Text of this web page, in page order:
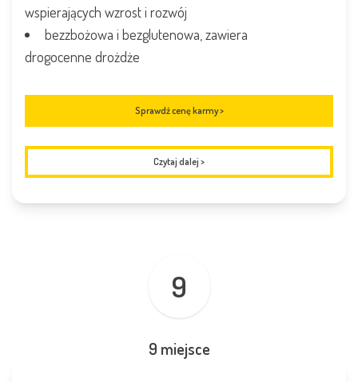
wspierających wzrost i rozwój
bezzbożowa i bezglutenowa, zawiera
drogocenne drożdże
Sprawdź cenę karmy >
Czytaj dalej >
9
9 miejsce